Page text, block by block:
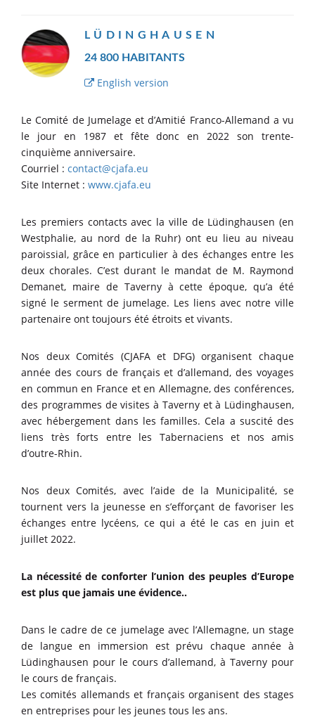
LÜDINGHAUSEN
24 800 HABITANTS
English version
Le Comité de Jumelage et d’Amitié Franco-Allemand a vu
le jour en 1987 et fête donc en 2022 son trente-
cinquième anniversaire.
Courriel : contact@cjafa.eu
Site Internet : www.cjafa.eu
Les premiers contacts avec la ville de Lüdinghausen (en
Westphalie, au nord de la Ruhr) ont eu lieu au niveau
paroissial, grâce en particulier à des échanges entre les
deux chorales. C’est durant le mandat de M. Raymond
Demanet, maire de Taverny à cette époque, qu’a été
signé le serment de jumelage. Les liens avec notre ville
partenaire ont toujours été étroits et vivants.
Nos deux Comités (CJAFA et DFG) organisent chaque
année des cours de français et d’allemand, des voyages
en commun en France et en Allemagne, des conférences,
des programmes de visites à Taverny et à Lüdinghausen,
avec hébergement dans les familles. Cela a suscité des
liens très forts entre les Tabernaciens et nos amis
d’outre-Rhin.
Nos deux Comités, avec l’aide de la Municipalité, se
tournent vers la jeunesse en s’efforçant de favoriser les
échanges entre lycéens, ce qui a été le cas en juin et
juillet 2022.
La nécessité de conforter l’union des peuples d’Europe
est plus que jamais une évidence..
Dans le cadre de ce jumelage avec l’Allemagne, un stage
de langue en immersion est prévu chaque année à
Lüdinghausen pour le cours d’allemand, à Taverny pour
le cours de français.
Les comités allemands et français organisent des stages
en entreprises pour les jeunes tous les ans.